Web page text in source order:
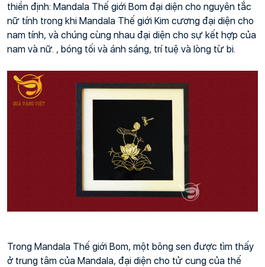
thiền định: Mandala Thế giới Bom đại diện cho nguyên tắc
nữ tính trong khi Mandala Thế giới Kim cương đại diện cho
nam tính, và chúng cùng nhau đại diện cho sự kết hợp của
nam và nữ. , bóng tối và ánh sáng, trí tuệ và lòng từ bi.
Trong Mandala Thế giới Bom, một bông sen được tìm thấy
ở trung tâm của Mandala, đại diện cho tử cung của thế